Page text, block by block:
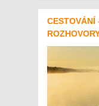
CESTOVÁNÍ